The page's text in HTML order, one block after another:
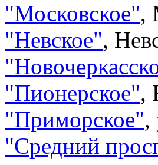
"Московское",
"Невское",
"Пионерское",
"Приморское",
"Средний